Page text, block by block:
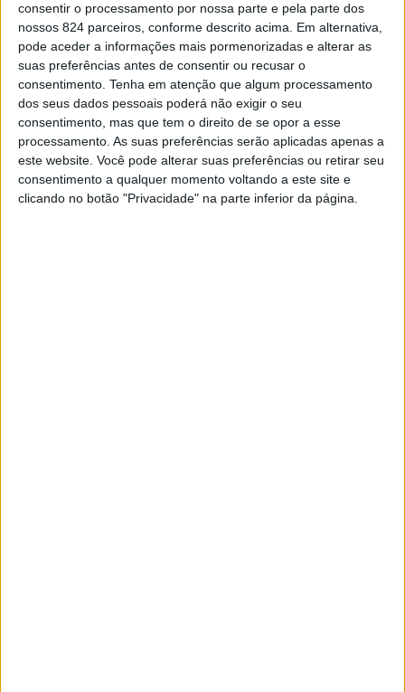
consentir o processamento por nossa parte e pela parte dos
nossos 824 parceiros, conforme descrito acima. Em alternativa,
pode aceder a informações mais pormenorizadas e alterar as
suas preferências antes de consentir ou recusar o
consentimento. Tenha em atenção que algum processamento
dos seus dados pessoais poderá não exigir o seu
consentimento, mas que tem o direito de se opor a esse
processamento. As suas preferências serão aplicadas apenas a
este website. Você pode alterar suas preferências ou retirar seu
consentimento a qualquer momento voltando a este site e
clicando no botão "Privacidade" na parte inferior da página.
A vida seria mais simples se as pessoas fossem
mais elas mesmas. Se elas olhassem nos olhos
dos outros e falassem sobre os seus
problemas, os seus medos. A vida seria mais
simples se a gente não precisasse provar que é
bem-sucedido o tempo todo. Seria mais simples
se nós pudéssemos gostar das pessoas
independentemente da vida que elas levam. Se